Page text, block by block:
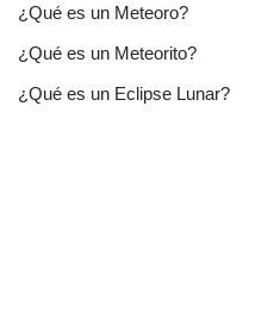
¿Qué es un Meteoro?
¿Qué es un Meteorito?
¿Qué es un Eclipse Lunar?